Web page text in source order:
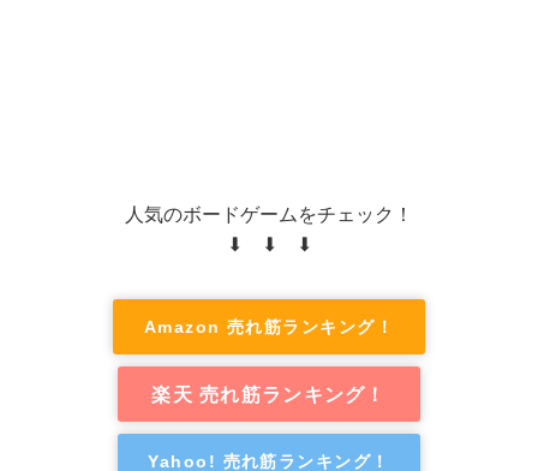
人気のボードゲームをチェック！
⬇ ⬇ ⬇
Amazon 売れ筋ランキング！
楽天 売れ筋ランキング！
Yahoo! 売れ筋ランキング！